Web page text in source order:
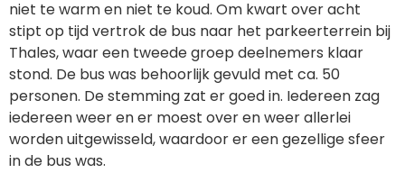
niet te warm en niet te koud. Om kwart over acht
stipt op tijd vertrok de bus naar het parkeerterrein bij
Thales, waar een tweede groep deelnemers klaar
stond. De bus was behoorlijk gevuld met ca. 50
personen. De stemming zat er goed in. Iedereen zag
iedereen weer en er moest over en weer allerlei
worden uitgewisseld, waardoor er een gezellige sfeer
in de bus was.